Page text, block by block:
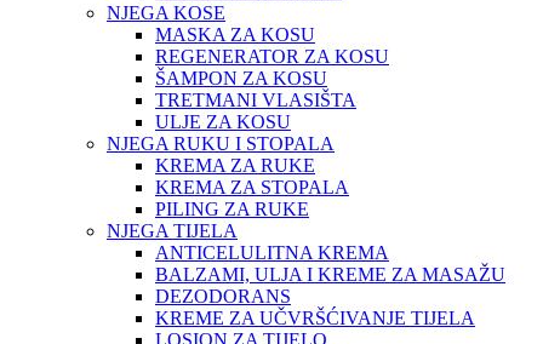
NJEGA KOSE
MASKA ZA KOSU
REGENERATOR ZA KOSU
ŠAMPON ZA KOSU
TRETMANI VLASIŠTA
ULJE ZA KOSU
NJEGA RUKU I STOPALA
KREMA ZA RUKE
KREMA ZA STOPALA
PILING ZA RUKE
NJEGA TIJELA
ANTICELULITNA KREMA
BALZAMI, ULJA I KREME ZA MASAŽU
DEZODORANS
KREME ZA UČVRŠĆIVANJE TIJELA
LOSION ZA TIJELO